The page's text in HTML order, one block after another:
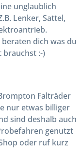
unglaublich
Lenker, Sattel,
dich was du
brauchst :-)
Falträder
nur etwas billiger
sind deshalb auch
genutzt
oder ruf kurz